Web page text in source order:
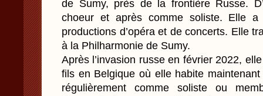
de Sumy, près de la frontière Russe.
choeur et après comme soliste. Elle a
productions d’opéra et de concerts. Elle
à la Philharmonie de Sumy.
Après l’invasion russe en février 2022,
fils en Belgique où elle habite
régulièrement comme soliste ou